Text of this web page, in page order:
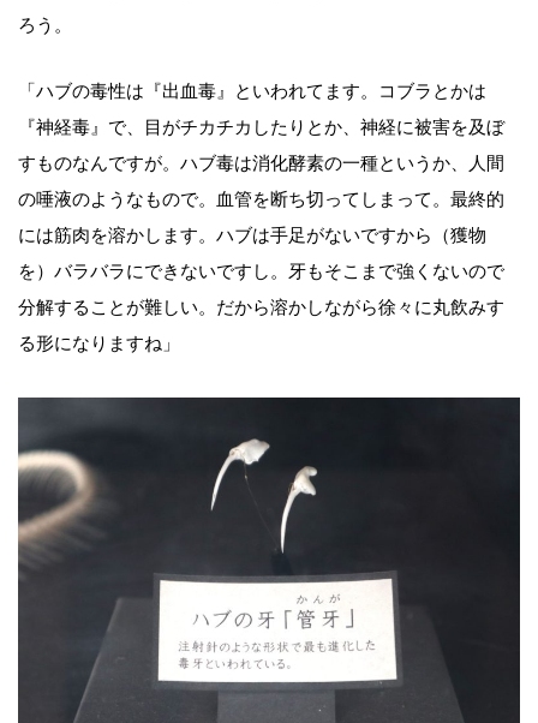
ろう。
「ハブの毒性は『出血毒』といわれてます。コブラとかは
『神経毒』で、目がチカチカしたりとか、神経に被害を及ぼ
すものなんですが。ハブ毒は消化酵素の一種というか、人間
の唾液のようなもので。血管を断ち切ってしまって。最終的
には筋肉を溶かします。ハブは手足がないですから（獲物
を）バラバラにできないですし。牙もそこまで強くないので
分解することが難しい。だから溶かしながら徐々に丸飲みす
る形になりますね」